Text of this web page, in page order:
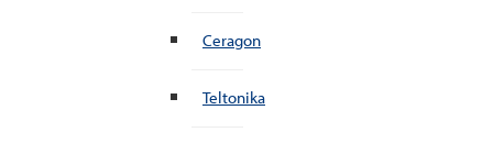
Ceragon
Teltonika